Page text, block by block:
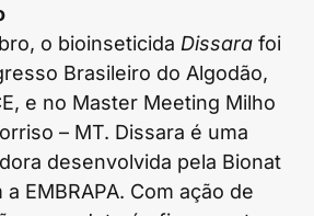
o bioinseticida Dissara foi
Brasileiro do Algodão,
e no Master Meeting Milho
– MT. Dissara é uma
desenvolvida pela Bionat
EMBRAPA. Com ação de